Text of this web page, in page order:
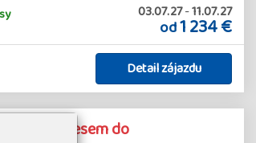
03.07.27-11.07.27
od1 234 €
Detail zájazdu
Expresem do